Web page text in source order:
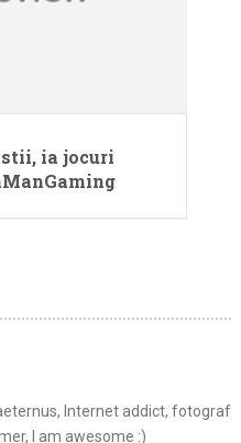
ia jocuri
Internet addict, fotograf
I am awesome :)